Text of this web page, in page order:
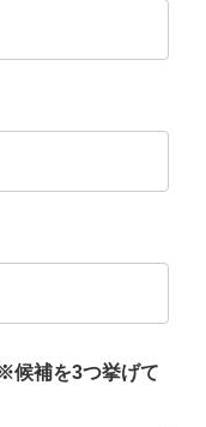
候補を3つ挙げて